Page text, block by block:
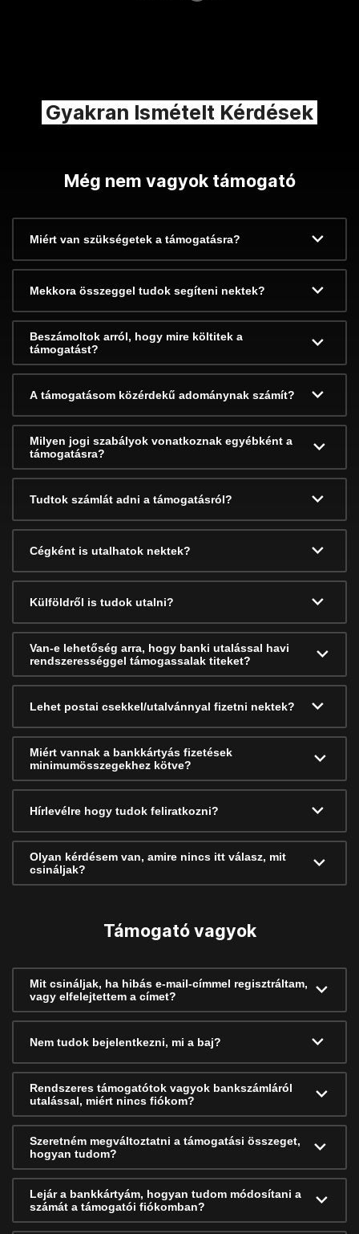
Gyakran Ismételt Kérdések
Még nem vagyok támogató
Miért van szükségetek a támogatásra?
Mekkora összeggel tudok segíteni nektek?
Beszámoltok arról, hogy mire költitek a
támogatást?
A támogatásom közérdekű adománynak számít?
Milyen jogi szabályok vonatkoznak egyébként a
támogatásra?
Tudtok számlát adni a támogatásról?
Cégként is utalhatok nektek?
Külföldről is tudok utalni?
Van-e lehetőség arra, hogy banki utalással havi
rendszerességgel támogassalak titeket?
Lehet postai csekkel/utalvánnyal fizetni nektek?
Miért vannak a bankkártyás fizetések
minimumösszegekhez kötve?
Hírlevélre hogy tudok feliratkozni?
Olyan kérdésem van, amire nincs itt válasz, mit
csináljak?
Támogató vagyok
Mit csináljak, ha hibás e-mail-címmel regisztráltam,
vagy elfelejtettem a címet?
Nem tudok bejelentkezni, mi a baj?
Rendszeres támogatótok vagyok bankszámláról
utalással, miért nincs fiókom?
Szeretném megváltoztatni a támogatási összeget,
hogyan tudom?
Lejár a bankkártyám, hogyan tudom módosítani a
számát a támogatói fiókomban?